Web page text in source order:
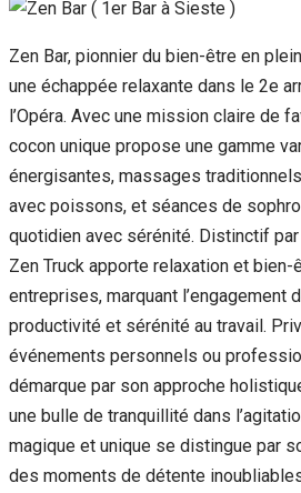
Zen Bar, pionnier du bien-être en
une échappée relaxante dans le 2e
l’Opéra. Avec une mission claire de
cocon unique propose une gamme
énergisantes, massages
avec poissons, et séances de
quotidien avec sérénité. Distinctif
Zen Truck apporte relaxation et bien-
entreprises, marquant l’engagement
productivité et sérénité au travail.
événements personnels ou
démarque par son approche
une bulle de tranquillité dans
magique et unique se distingue par
des moments de détente